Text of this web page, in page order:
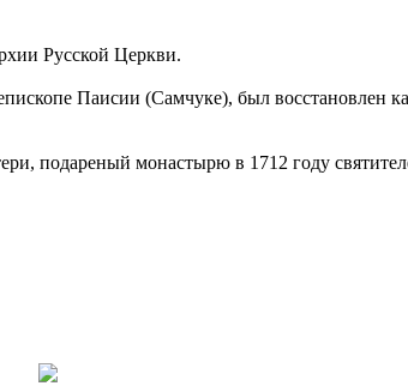
Русской Церкви.
Паисии (Самчуке), был восстановлен
подареный монастырю в 1712 году